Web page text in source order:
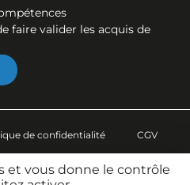
et vous donne le contrôle
faire valider les acquis de
de confidentialité
CGV